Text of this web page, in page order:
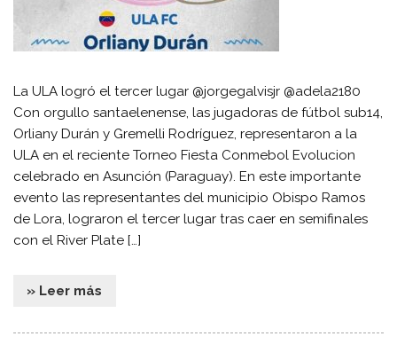
La ULA logró el tercer lugar @jorgegalvisjr @adela2180
Con orgullo santaelenense, las jugadoras de fútbol sub14,
Orliany Durán y Gremelli Rodríguez, representaron a la
ULA en el reciente Torneo Fiesta Conmebol Evolucion
celebrado en Asunción (Paraguay). En este importante
evento las representantes del municipio Obispo Ramos
de Lora, lograron el tercer lugar tras caer en semifinales
con el River Plate […]
» Leer más